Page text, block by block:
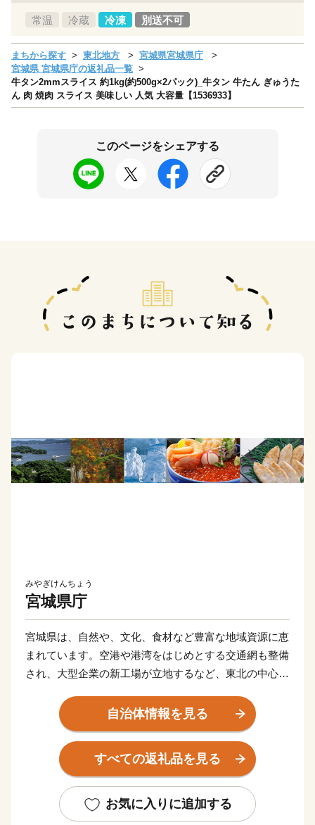
常温 冷蔵 冷凍 別送不可
まちから探す 東北地方
宮城県宮城県庁
宮城県 宮城県庁の返礼品一覧
牛タン2mmスライス 約1kg(約500g×2パック)_牛タン 牛たん ぎゅうた
ん 肉 焼肉 スライス 美味しい 人気 大容量【1536933】
このページをシェアする
みやぎけんちょう
宮城県庁
宮城県は、自然や、文化、食材など豊富な地域資源に恵
まれています。空港や港湾をはじめとする交通網も整備
され、大型企業の新工場が立地するなど、東北の中心と
東日本大震災により甚大な被害を受けましたが、再生と
さらなる発展につながる「創造的な復興」に向けた取り
組みを推進し、県民の皆さんと力を合わせ、魅力ある宮
城を築いてまいります。
自治体情報を見る
すべての返礼品を見る
お気に入りに追加する